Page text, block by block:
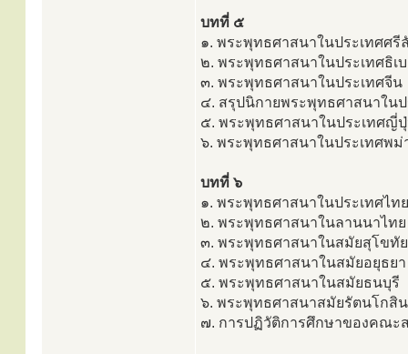
บทที่ ๕
๑. พระพุทธศาสนาในประเทศศรี
๒. พระพุทธศาสนาในประเทศธิเ
๓. พระพุทธศาสนาในประเทศจีน
๔. สรุปนิกายพระพุทธศาสนาในป
๕. พระพุทธศาสนาในประเทศญี่
๖. พระพุทธศาสนาในประเทศพม่
บทที่ ๖
๑. พระพุทธศาสนาในประเทศไทย
๒. พระพุทธศาสนาในลานนาไทย
๓. พระพุทธศาสนาในสมัยสุโขทัย
๔. พระพุทธศาสนาในสมัยอยุธยา
๕. พระพุทธศาสนาในสมัยธนบุรี
๖. พระพุทธศาสนาสมัยรัตนโกสิ
๗. การปฏิวัติการศึกษาของคณะ